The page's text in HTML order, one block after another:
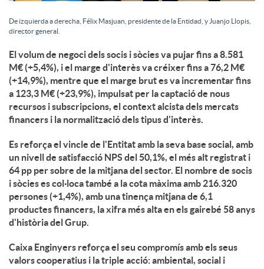
De izquierda a derecha, Félix Masjuan, presidente de la Entidad, y Juanjo Llopis,
director general.
El volum de negoci dels socis i sòcies va pujar fins a 8.581
M€ (+5,4%), i el marge d'interès va créixer fins a 76,2 M€
(+14,9%), mentre que el marge brut es va incrementar fins
a 123,3 M€ (+23,9%), impulsat per la captació de nous
recursos i subscripcions, el context alcista dels mercats
financers i la normalització dels tipus d'interès.
Es reforça el vincle de l'Entitat amb la seva base social, amb
un nivell de satisfacció NPS del 50,1%, el més alt registrat i
64 pp per sobre de la mitjana del sector. El nombre de socis
i sòcies es col·loca també a la cota màxima amb 216.320
persones (+1,4%), amb una tinença mitjana de 6,1
productes financers, la xifra més alta en els gairebé 58 anys
d'història del Grup.
Caixa Enginyers reforça el seu compromís amb els seus
valors cooperatius i la triple acció: ambiental, social i